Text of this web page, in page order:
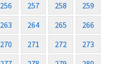
256 257 258
259
263 264 265
266
270 271 272
273